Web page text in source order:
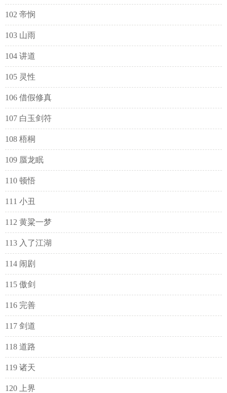
102 帝悯
103 山雨
104 讲道
105 灵性
106 借假修真
107 白玉剑符
108 梧桐
109 蜃龙眠
110 顿悟
111 小丑
112 黄粱一梦
113 入了江湖
114 闹剧
115 傲剑
116 完善
117 剑道
118 道路
119 诸天
120 上界